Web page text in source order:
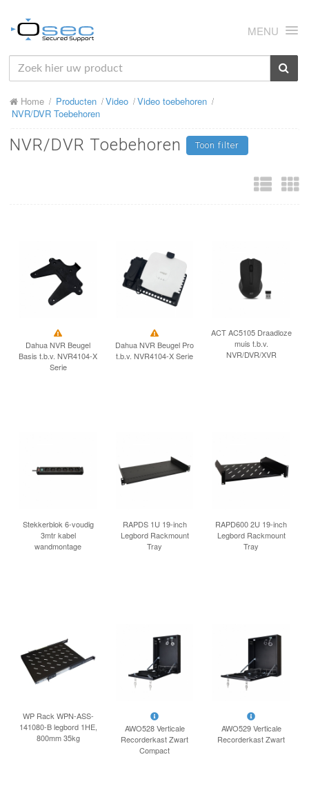
MENU
HOME
OVER ONS
NIEUWS
CONTACT
INLOGGEN
Home Producten Video
Video toebehoren
NVR/DVR Toebehoren
NVR/DVR Toebehoren Toon filter
Dahua NVR Beugel
Basis t.b.v. NVR4104-X
Serie
Dahua NVR Beugel Pro
t.b.v. NVR4104-X Serie
ACT AC5105 Draadloze
muis t.b.v.
NVR/DVR/XVR
Stekkerblok 6-voudig
3mtr kabel
wandmontage
RAPDS 1U 19-inch
Legbord Rackmount
Tray
RAPD600 2U 19-inch
Legbord Rackmount
Tray
WP Rack WPN-ASS-
141080-B legbord 1HE,
800mm 35kg
AWO528 Verticale
Recorderkast Zwart
Compact
AWO529 Verticale
Recorderkast Zwart